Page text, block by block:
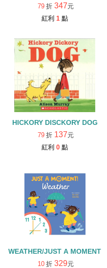
79 折 347元
紅利 1 點
HICKORY DISCKORY DOG
79 折 137元
紅利 0 點
WEATHER/JUST A MOMENT
10 折 329元